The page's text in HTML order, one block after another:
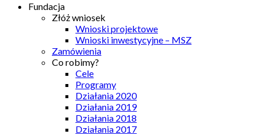
Fundacja
Złóż wniosek
Wnioski projektowe
Wnioski inwestycyjne – MSZ
Zamówienia
Co robimy?
Cele
Programy
Działania 2020
Działania 2019
Działania 2018
Działania 2017